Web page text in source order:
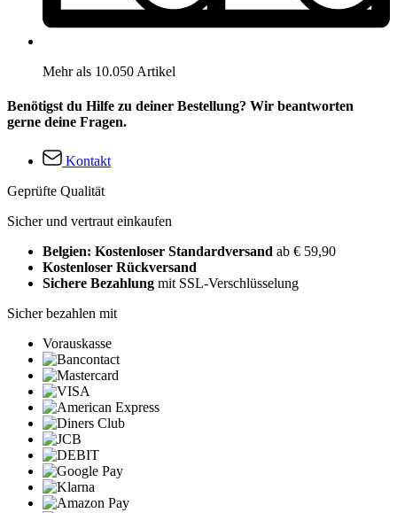
Mehr als 10.050 Artikel
Benötigst du Hilfe zu deiner Bestellung? Wir beantworten
gerne deine Fragen.
Kontakt
Geprüfte Qualität
Sicher und vertraut einkaufen
Belgien: Kostenloser Standardversand ab € 59,90
Kostenloser Rückversand
Sichere Bezahlung mit SSL-Verschlüsselung
Sicher bezahlen mit
Vorauskasse